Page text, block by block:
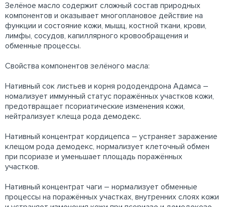
Зелёное масло содержит сложный состав природных
компонентов и оказывает многоплановое действие на
функции и состояние кожи, мышц, костной ткани, крови,
лимфы, сосудов, капиллярного кровообращения и
обменные процессы.
Свойства компонентов зелёного масла:
Нативный сок листьев и корня рододендрона Адамса –
номализует иммунный статус поражённых участков кожи,
предотвращает псориатические изменения кожи,
нейтрализует клеща рода демодекс.
Нативный концентрат кордицепса – устраняет заражение
клещом рода демодекс, нормализует клеточный обмен
при псориазе и уменьшает площадь поражённых
участков.
Нативный концентрат чаги – нормализует обменные
процессы на поражённых участках, внутренних слоях кожи